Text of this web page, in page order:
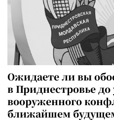
Ожидаете ли вы
в Приднестровье до
вооруженного
ближайшем